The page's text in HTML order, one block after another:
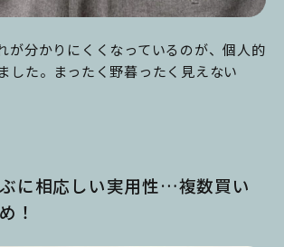
が分かりにくくなっているのが、個人的
した。まったく野暮ったく見えない
に相応しい実用性…複数買い
！